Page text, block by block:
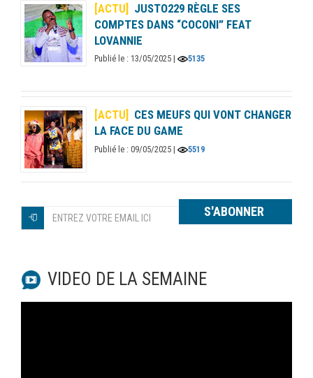
[ACTU] JUSTO229 RÈGLE SES
COMPTES DANS “COCONI” FEAT
LOVANNIE
Publié le : 13/05/2025 | 5135
[ACTU] CES MEUFS QUI VONT CHANGER
LA FACE DU GAME
Publié le : 09/05/2025 | 5519
S'ABONNER
VIDEO DE LA SEMAINE